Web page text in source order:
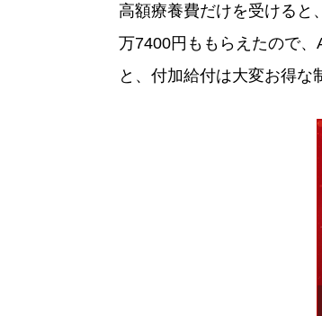
高額療養費だけを受けると
万7400円ももらえたので
と、付加給付は大変お得な